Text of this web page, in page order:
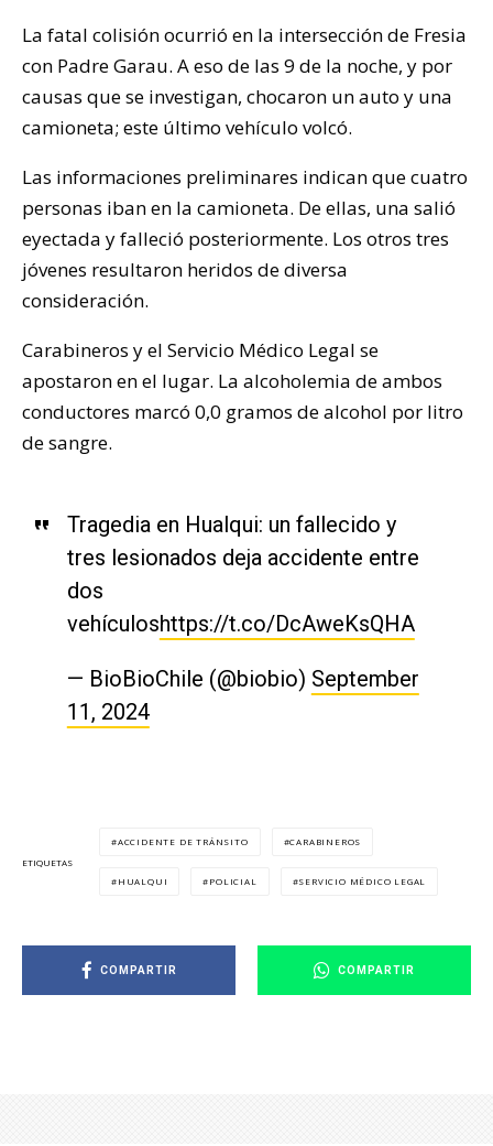
La fatal colisión ocurrió en la intersección de Fresia
con Padre Garau. A eso de las 9 de la noche, y por
causas que se investigan, chocaron un auto y una
camioneta; este último vehículo volcó.
Las informaciones preliminares indican que cuatro
personas iban en la camioneta. De ellas, una salió
eyectada y falleció posteriormente. Los otros tres
jóvenes resultaron heridos de diversa
consideración.
Carabineros y el Servicio Médico Legal se
apostaron en el lugar. La alcoholemia de ambos
conductores marcó 0,0 gramos de alcohol por litro
de sangre.
Tragedia en Hualqui: un fallecido y
tres lesionados deja accidente entre
dos
vehículoshttps://t.co/DcAweKsQHA
— BioBioChile (@biobio) September
11, 2024
ETIQUETAS
ACCIDENTE DE TRÁNSITO CARABINEROS
HUALQUI POLICIAL SERVICIO MÉDICO LEGAL
COMPARTIR COMPARTIR